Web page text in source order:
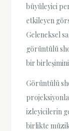
büyüleyici
etkileyen
Geleneksel
görüntülü
bir
Görüntülü
izleyicilerin
birlikte